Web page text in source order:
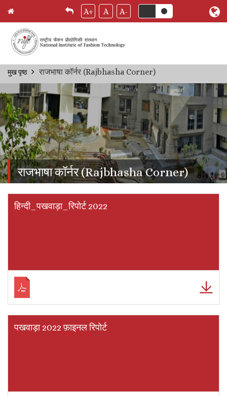
Skip
content
A+ A A-
Breadcrumb
मुख पृष्ठ राजभाषा कॉर्नर (Rajbhasha Corner)
राजभाषा कॉर्नर (Rajbhasha Corner)
हिन्दी_पखवाड़ा_रिपोर्ट 2022
पखवाड़ा 2022 फ़ाइनल रिपोर्ट